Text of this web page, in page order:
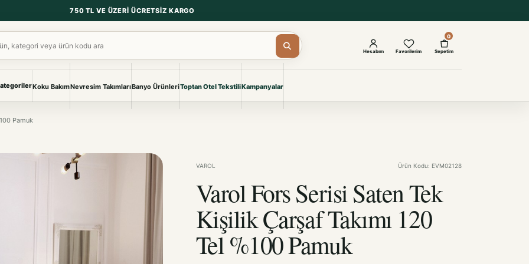
750 TL VE ÜZERI ÜCRETSIZ KARGO
Çarşaf & Çarşaf Takımı
BEBEK
KURUMSAL ÇÖZÜMLER
Projelere özel, dayanıklı tekstil
seçkileri.
Koku BakımNevresim TakımlarıBanyo ÜrünleriToptan Otel TekstiliKampanyalar
Hesabım Favorilerim
0
Sepetim
Pamuk
VAROL Ürün Kodu: EVM02128
Varol Fors Serisi Saten Tek
Kişilik Çarşaf Takımı 120
Tel %100 Pamuk